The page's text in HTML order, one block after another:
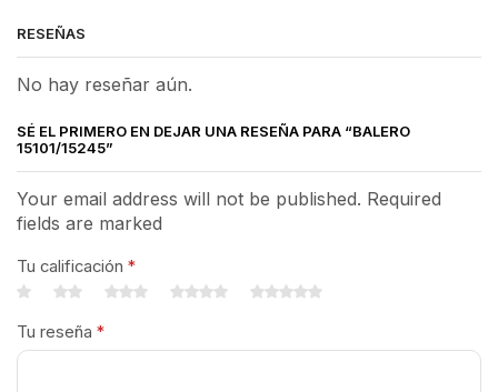
RESEÑAS
No hay reseñar aún.
SÉ EL PRIMERO EN DEJAR UNA RESEÑA PARA “BALERO
15101/15245”
Your email address will not be published. Required
fields are marked
Tu calificación *
Tu reseña *